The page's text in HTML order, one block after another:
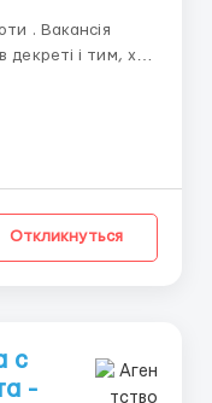
. Вакансія
і тим, хто
роботою.
клієнтської
- консульт...
Откликнуться
с
-